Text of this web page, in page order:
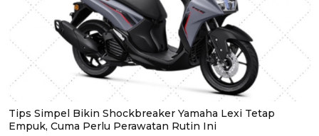
Tips Simpel Bikin Shockbreaker Yamaha Lexi Tetap
Empuk, Cuma Perlu Perawatan Rutin Ini